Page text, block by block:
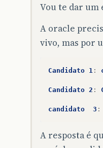
Vou te dar um
A oracle
vivo, mas por
Candidato 1 :
Candidato 2 :
candidato 3 :
A resposta é